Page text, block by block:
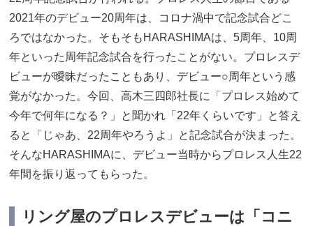
2021年のデビュー20周年は、コロナ渦中で記念試合どこ
ろではなかった。そもそもHARASHIMAは、5周年、10周
年といった周年記念試合を行ったことがない。プロレスデ
ビューが曖昧だったこともあり、デビュー○周年という感
覚がなかった。今回、高木三四郎社長に「プロレス始めて
今年で何年になる？」と聞かれ「22年くらいです」と答え
ると「じゃあ、22周年やろうよ」と記念試合が決まった。
そんなHARASHIMAに、デビュー当時からプロレス人生22
年間を振り返ってもらった。
リング屋のプロレスデビューは「コニ